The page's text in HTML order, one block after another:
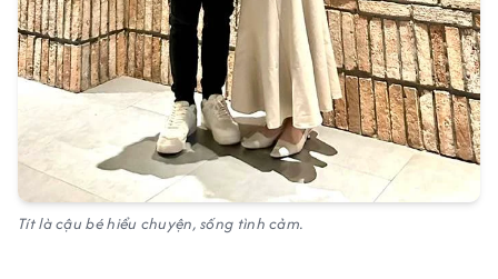
Tít là cậu bé hiểu chuyện, sống tình cảm.